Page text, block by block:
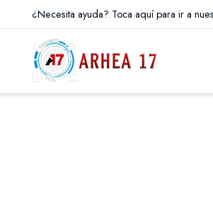
¿Necesita ayuda? Toca aquí para ir a